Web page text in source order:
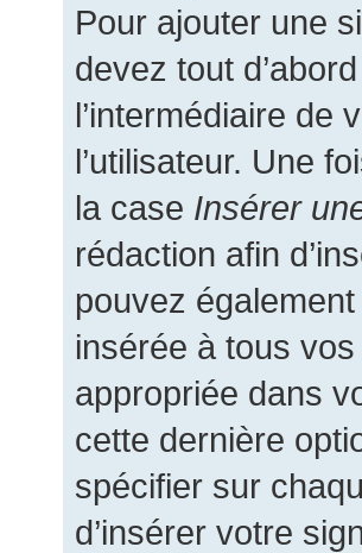
Pour ajouter une
devez tout
l’intermédiaire de
l’utilisateur. Une
la case Insérer
rédaction afin
pouvez
insérée à tous
appropriée dans
cette dernière
spécifier sur
d’insérer votre